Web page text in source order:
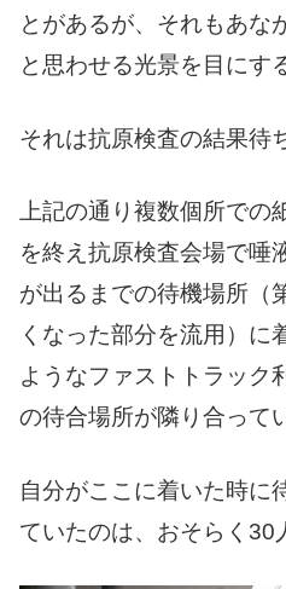
とがあるが、それもあな
と思わせる光景を目にす
それは抗原検査の結果待
上記の通り複数個所での
を終え抗原検査会場で唾
が出るまでの待機場所（
くなった部分を流用）に
ようなファストトラック
の待合場所が隣り合って
自分がここに着いた時に
ていたのは、おそらく30